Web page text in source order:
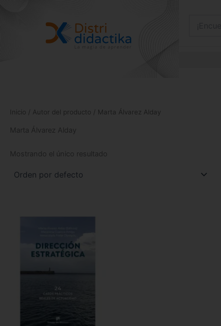
Inicio / Autor del producto / Marta Álvarez Alday
Marta Álvarez Alday
Mostrando el único resultado